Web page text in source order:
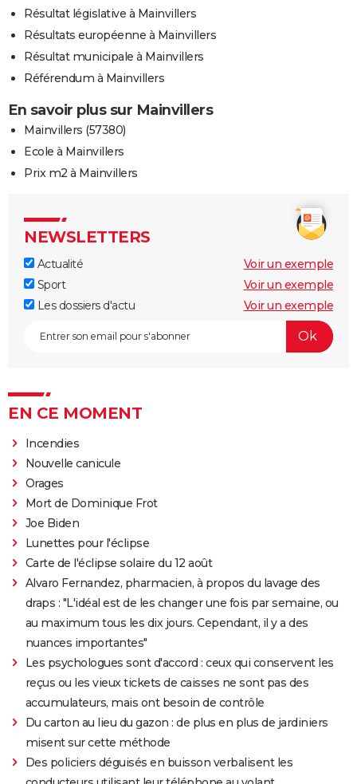
Résultat législative à Mainvillers
Résultats européenne à Mainvillers
Résultat municipale à Mainvillers
Référendum à Mainvillers
En savoir plus sur Mainvillers
Mainvillers (57380)
Ecole à Mainvillers
Prix m2 à Mainvillers
NEWSLETTERS
Actualité
Voir un exemple
Sport
Voir un exemple
Les dossiers d'actu
Voir un exemple
EN CE MOMENT
Incendies
Nouvelle canicule
Orages
Mort de Dominique Frot
Joe Biden
Lunettes pour l'éclipse
Carte de l'éclipse solaire du 12 août
Alvaro Fernandez, pharmacien, à propos du lavage des
draps : "L'idéal est de les changer une fois par semaine, ou
au maximum tous les dix jours. Cependant, il y a des
nuances importantes"
Les psychologues sont d'accord : ceux qui conservent les
reçus ou les vieux tickets de caisses ne sont pas des
accumulateurs, mais ont besoin de contrôle
Du carton au lieu du gazon : de plus en plus de jardiniers
misent sur cette méthode
Des policiers déguisés en buisson verbalisent les